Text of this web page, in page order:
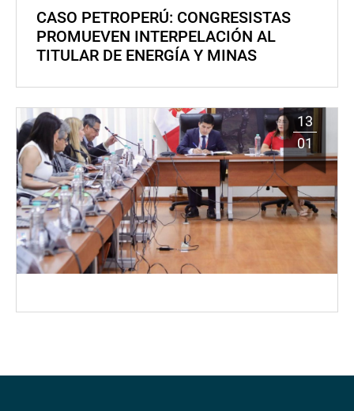
CASO PETROPERÚ: CONGRESISTAS
PROMUEVEN INTERPELACIÓN AL
TITULAR DE ENERGÍA Y MINAS
13
01